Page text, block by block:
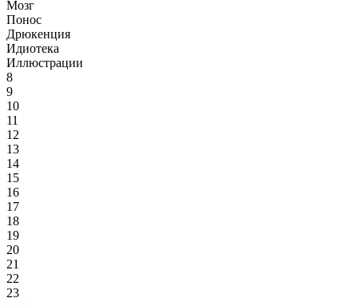
Мозг
Понос
Дрюкенция
Идиотека
Иллюстрации
8
9
10
11
12
13
14
15
16
17
18
19
20
21
22
23